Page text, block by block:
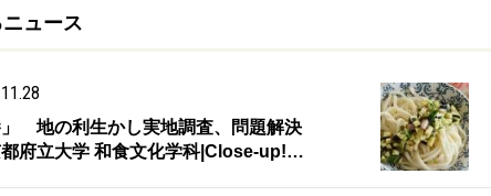
ュース
地の利生かし実地調査、問題解決
府立大学 和食文化学科|Close-up!…